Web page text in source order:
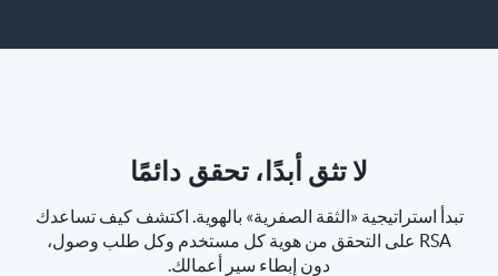
لا تثق أبدًا، تحقق دائمًا
تبدأ استراتيجية «الثقة الصفرية» بالهوية. اكتشف كيف تساعدك
RSA على التحقق من هوية كل مستخدم وكل طلب وصول،
دون إبطاء سير أعمالك.